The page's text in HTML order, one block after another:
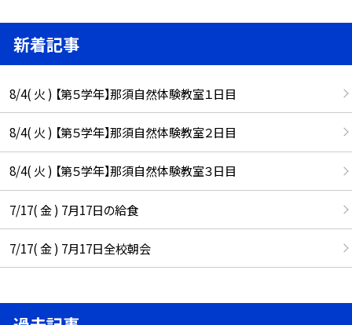
新着記事
8/4( 火 ) 【第５学年】那須自然体験教室１日目
8/4( 火 ) 【第５学年】那須自然体験教室２日目
8/4( 火 ) 【第５学年】那須自然体験教室３日目
7/17( 金 ) 7月17日の給食
7/17( 金 ) 7月17日全校朝会